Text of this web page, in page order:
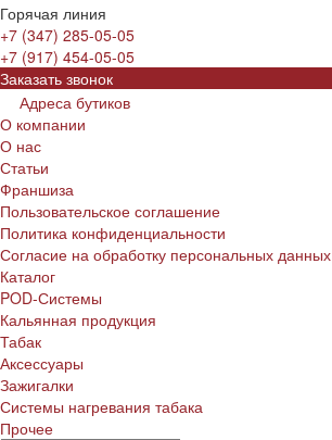
Горячая линия
+7 (347) 285-05-05
+7 (917) 454-05-05
Заказать звонок
Адреса бутиков
О компании
О нас
Статьи
Франшиза
Пользовательское соглашение
Политика конфиденциальности
Согласие на обработку персональных данных
Каталог
POD-Системы
Кальянная продукция
Табак
Аксессуары
Зажигалки
Системы нагревания табака
Прочее